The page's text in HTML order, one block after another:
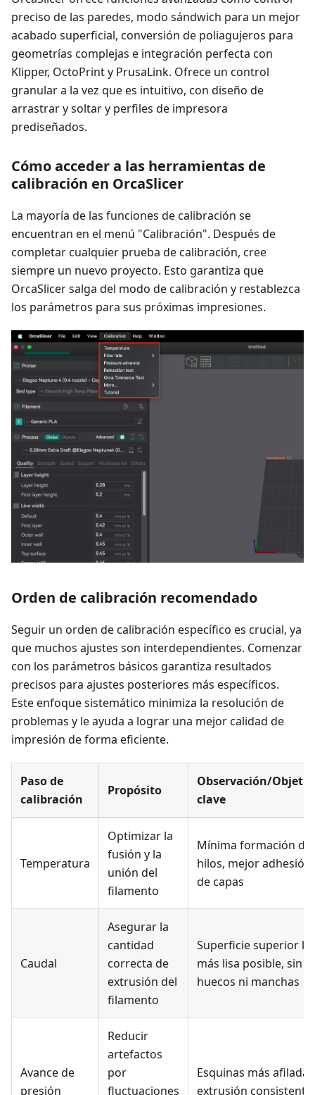
preciso de las paredes, modo sándwich para un mejor
acabado superficial, conversión de poliagujeros para
geometrías complejas e integración perfecta con
Klipper, OctoPrint y PrusaLink. Ofrece un control
granular a la vez que es intuitivo, con diseño de
arrastrar y soltar y perfiles de impresora
prediseñados.
Cómo acceder a las herramientas de
calibración en OrcaSlicer
La mayoría de las funciones de calibración se
encuentran en el menú "Calibración". Después de
completar cualquier prueba de calibración, cree
siempre un nuevo proyecto. Esto garantiza que
OrcaSlicer salga del modo de calibración y restablezca
los parámetros para sus próximas impresiones.
Orden de calibración recomendado
Seguir un orden de calibración específico es crucial, ya
que muchos ajustes son interdependientes. Comenzar
con los parámetros básicos garantiza resultados
precisos para ajustes posteriores más específicos.
Este enfoque sistemático minimiza la resolución de
problemas y le ayuda a lograr una mejor calidad de
impresión de forma eficiente.
Paso de
calibración
Propósito
Observación/
clave
Temperatura
Optimizar la
fusión y la
unión del
filamento
Mínima formación de
hilos, mejor adhesión
de capas
Caudal
Asegurar la
cantidad
correcta de
extrusión del
filamento
Superficie superior lo
más lisa posible, sin
huecos ni manchas
Avance de
presión
Reducir
artefactos
por
fluctuaciones
Esquinas más
extrusión consistente